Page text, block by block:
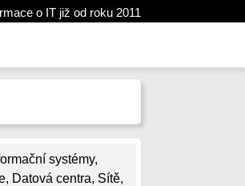
o IT již od roku 2011
systémy,
, Datová centra, Sítě,